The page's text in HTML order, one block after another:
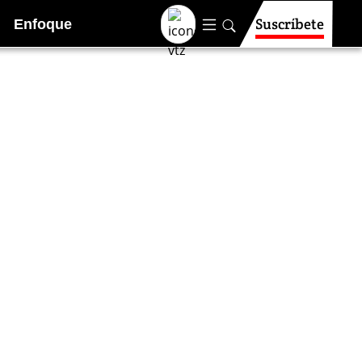
Enfoque Suscríbete